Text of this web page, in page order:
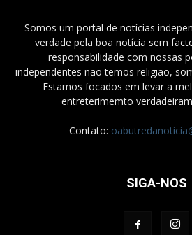
Somos um portal de notícias
verdade pela boa notícia sem
responsabilidade com nossas
independentes não temos religião,
Estamos focados em levar a
entreterimemto
Contato:
SIGA-NOS